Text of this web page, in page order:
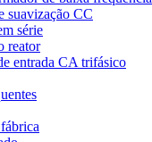
suavização CC
série
reator
entrada CA trifásico